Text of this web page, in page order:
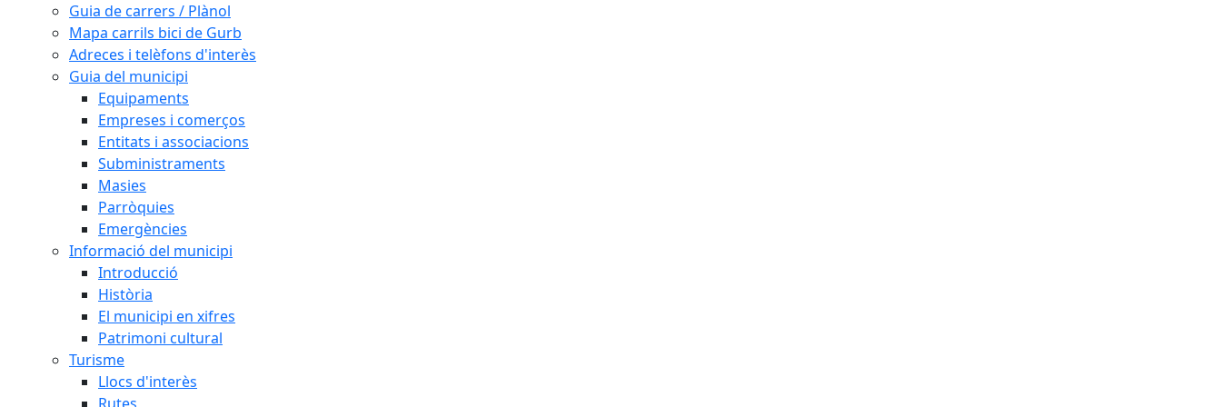
Guia de carrers / Plànol
Mapa carrils bici de Gurb
Adreces i telèfons d'interès
Guia del municipi
Equipaments
Empreses i comerços
Entitats i associacions
Subministraments
Masies
Parròquies
Emergències
Informació del municipi
Introducció
Història
El municipi en xifres
Patrimoni cultural
Turisme
Llocs d'interès